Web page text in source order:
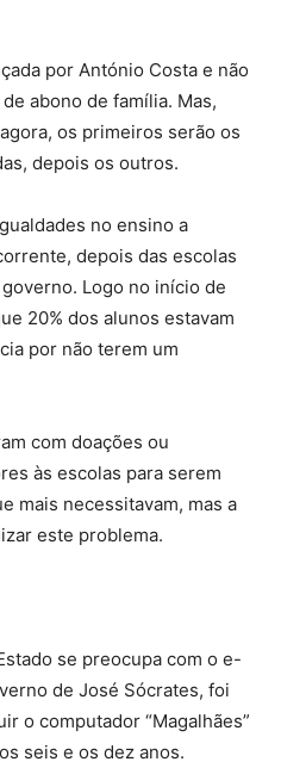
por António Costa e não
abono de família. Mas,
os primeiros serão os
depois os outros.
no ensino a
depois das escolas
Logo no início de
20% dos alunos estavam
por não terem um
com doações ou
às escolas para serem
mais necessitavam, mas a
este problema.
se preocupa com o e-
de José Sócrates, foi
o computador “Magalhães”
seis e os dez anos.